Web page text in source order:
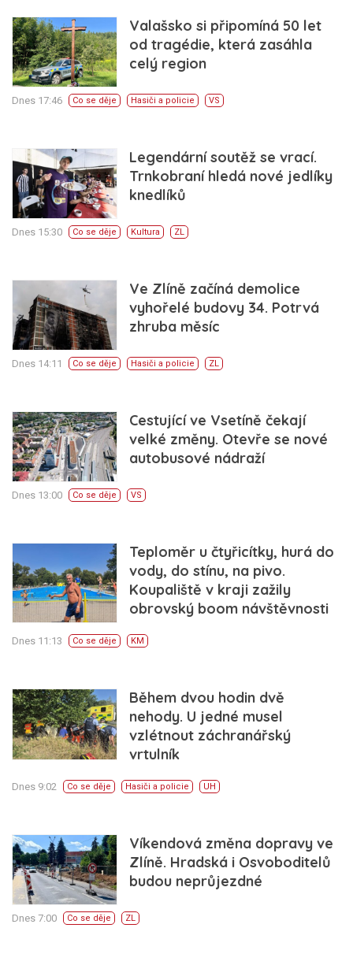
Valašsko si připomíná 50 let
od tragédie, která zasáhla
celý region
Dnes 17:46 Co se děje Hasiči a policie VS
Legendární soutěž se vrací.
Trnkobraní hledá nové jedlíky
knedlíků
Dnes 15:30 Co se děje Kultura ZL
Ve Zlíně začíná demolice
vyhořelé budovy 34. Potrvá
zhruba měsíc
Dnes 14:11 Co se děje Hasiči a policie ZL
Cestující ve Vsetíně čekají
velké změny. Otevře se nové
autobusové nádraží
Dnes 13:00 Co se děje VS
Teploměr u čtyřicítky, hurá do
vody, do stínu, na pivo.
Koupaliště v kraji zažily
obrovský boom návštěvnosti
Dnes 11:13 Co se děje KM
Během dvou hodin dvě
nehody. U jedné musel
vzlétnout záchranářský
vrtulník
Dnes 9:02 Co se děje Hasiči a policie UH
Víkendová změna dopravy ve
Zlíně. Hradská i Osvoboditelů
budou neprůjezdné
Dnes 7:00 Co se děje ZL